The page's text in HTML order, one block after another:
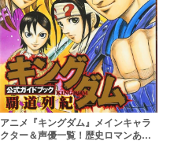
アニメ『キングダム』メインキャラ
クター＆声優一覧！歴史ロマンあふ